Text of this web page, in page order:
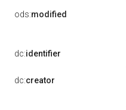
ods:modified
dc:identifier
dc:creator